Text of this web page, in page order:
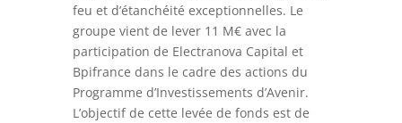
feu et d’étanchéité exceptionnelles. Le
groupe vient de lever 11 M€ avec la
participation de Electranova Capital et
Bpifrance dans le cadre des actions du
Programme d’Investissements d’Avenir.
L’objectif de cette levée de fonds est de